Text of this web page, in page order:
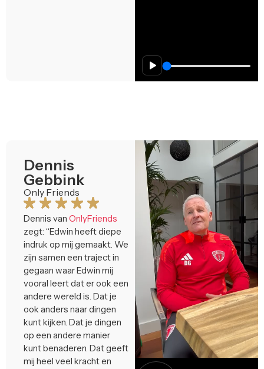
Dennis
Gebbink
Only Friends
Dennis van OnlyFriends
zegt: “Edwin heeft diepe
indruk op mij gemaakt. We
zijn samen een traject in
gegaan waar Edwin mij
vooral leert dat er ook een
andere wereld is. Dat je
ook anders naar dingen
kunt kijken. Dat je dingen
op een andere manier
kunt benaderen. Dat geeft
mij heel veel kracht en